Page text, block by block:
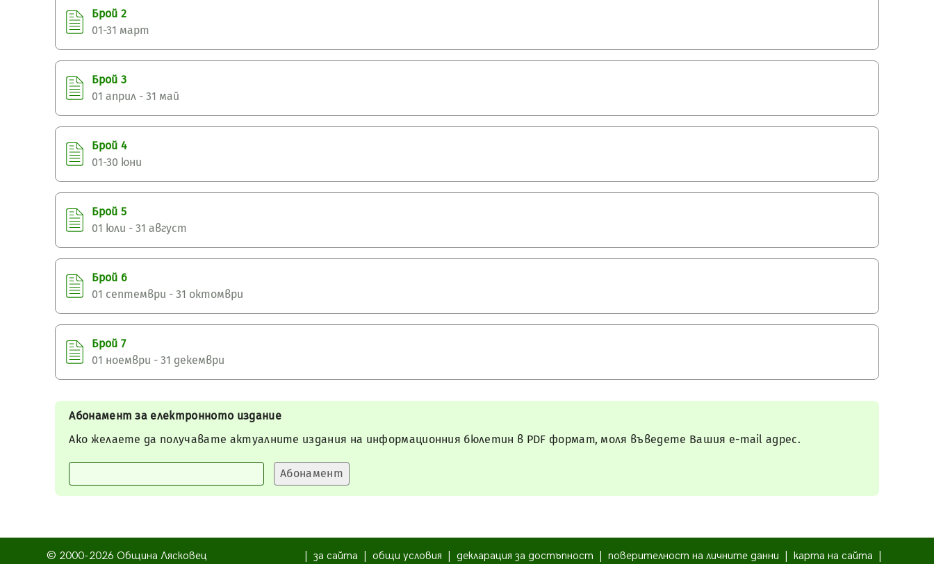
Брой 2
01-31 март
Брой 3
01 април - 31 май
Брой 4
01-30 юни
Брой 5
01 юли - 31 август
Брой 6
01 септември - 31 октомври
Брой 7
01 ноември - 31 декември
Абонамент за електронното издание
Ако желаете да получавате актуалните издания на информационния бюлетин в PDF формат, моля въведете Вашия e-mail адрес.
© 2000-2026 Община Лясковец за сайта общи условия декларация за достъпност поверителност на личните данни карта на сайта